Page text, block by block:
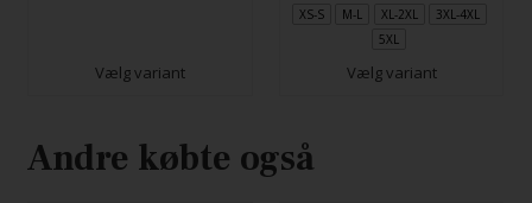
Vælg variant
XS-S M-L XL-2XL
3XL-4XL
5XL
Vælg variant
Andre købte også